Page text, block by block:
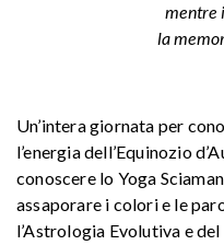
mentre
la
Un’intera giornata per
l’energia dell’Equinozio
conoscere lo Yoga
assaporare i colori e le
l’Astrologia Evolutiva e